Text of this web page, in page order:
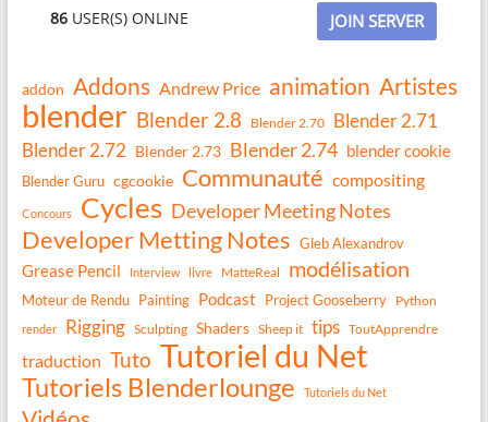
86 USER(S) ONLINE JOIN SERVER
addon Addons Andrew Price animation Artistes
blender Blender 2.8 Blender 2.70
Blender 2.71
Blender 2.72 Blender 2.73 Blender 2.74 blender cookie
Blender Guru cgcookie Communauté compositing
Concours Cycles Developer Meeting Notes
Developer Metting Notes Gleb Alexandrov
Grease Pencil Interview livre MatteReal modélisation
Moteur de Rendu Painting Podcast Project Gooseberry Python
render Rigging Sculpting Shaders Sheep it tips ToutApprendre
traduction Tuto Tutoriel du Net
Tutoriels Blenderlounge Tutoriels du Net